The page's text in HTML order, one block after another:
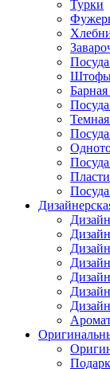
Турки
Барная